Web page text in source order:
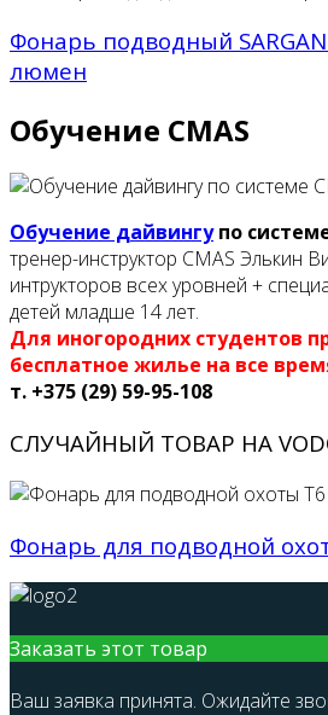
Фонарь подводный
люмен
Обучение CMAS
Обучение дайвингупо
тренер-инструктор CMAS Элькин
интрукторов всех уровней +
детей младше 14 лет.
Для иногородних студентов
бесплатное жилье на все
т. +375 (29) 59-95-108
СЛУЧАЙНЫЙ ТОВАР НА
Фонарь для подводной
Заказать этот товар
Ваш заявка принята. Ожидайте